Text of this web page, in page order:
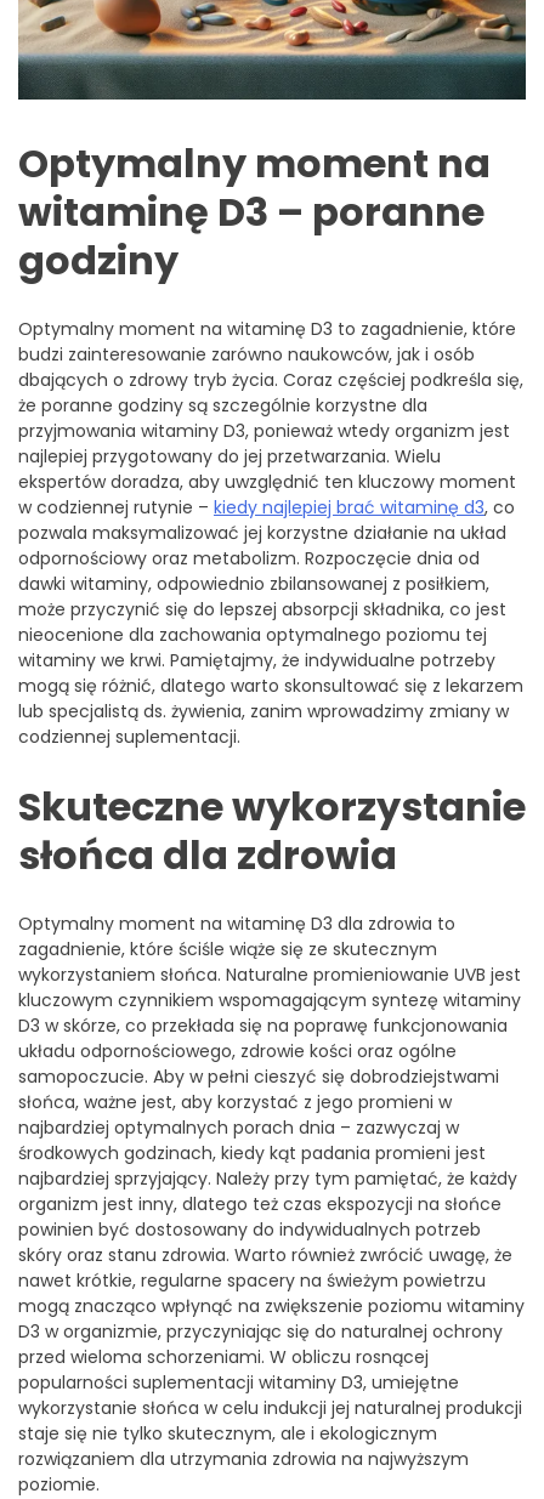
Optymalny moment na
witaminę D3 – poranne
godziny
Optymalny moment na witaminę D3 to zagadnienie, które
budzi zainteresowanie zarówno naukowców, jak i osób
dbających o zdrowy tryb życia. Coraz częściej podkreśla się,
że poranne godziny są szczególnie korzystne dla
przyjmowania witaminy D3, ponieważ wtedy organizm jest
najlepiej przygotowany do jej przetwarzania. Wielu
ekspertów doradza, aby uwzględnić ten kluczowy moment
w codziennej rutynie – kiedy najlepiej brać witaminę d3, co
pozwala maksymalizować jej korzystne działanie na układ
odpornościowy oraz metabolizm. Rozpoczęcie dnia od
dawki witaminy, odpowiednio zbilansowanej z posiłkiem,
może przyczynić się do lepszej absorpcji składnika, co jest
nieocenione dla zachowania optymalnego poziomu tej
witaminy we krwi. Pamiętajmy, że indywidualne potrzeby
mogą się różnić, dlatego warto skonsultować się z lekarzem
lub specjalistą ds. żywienia, zanim wprowadzimy zmiany w
codziennej suplementacji.
Skuteczne wykorzystanie
słońca dla zdrowia
Optymalny moment na witaminę D3 dla zdrowia to
zagadnienie, które ściśle wiąże się ze skutecznym
wykorzystaniem słońca. Naturalne promieniowanie UVB jest
kluczowym czynnikiem wspomagającym syntezę witaminy
D3 w skórze, co przekłada się na poprawę funkcjonowania
układu odpornościowego, zdrowie kości oraz ogólne
samopoczucie. Aby w pełni cieszyć się dobrodziejstwami
słońca, ważne jest, aby korzystać z jego promieni w
najbardziej optymalnych porach dnia – zazwyczaj w
środkowych godzinach, kiedy kąt padania promieni jest
najbardziej sprzyjający. Należy przy tym pamiętać, że każdy
organizm jest inny, dlatego też czas ekspozycji na słońce
powinien być dostosowany do indywidualnych potrzeb
skóry oraz stanu zdrowia. Warto również zwrócić uwagę, że
nawet krótkie, regularne spacery na świeżym powietrzu
mogą znacząco wpłynąć na zwiększenie poziomu witaminy
D3 w organizmie, przyczyniając się do naturalnej ochrony
przed wieloma schorzeniami. W obliczu rosnącej
popularności suplementacji witaminy D3, umiejętne
wykorzystanie słońca w celu indukcji jej naturalnej produkcji
staje się nie tylko skutecznym, ale i ekologicznym
rozwiązaniem dla utrzymania zdrowia na najwyższym
poziomie.